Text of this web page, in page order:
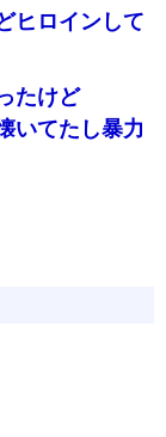
ヒロインして
たけど
いてたし暴力